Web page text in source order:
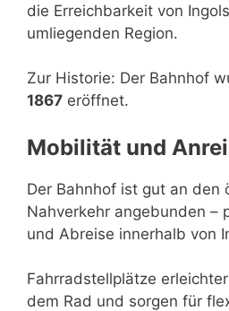
die Erreichbarkeit von
umliegenden Region.
Zur Historie: Der Bahnhof
1867 eröffnet.
Mobilität und
Der Bahnhof ist gut an den
Nahverkehr angebunden –
und Abreise innerhalb von
Fahrradstellplätze
dem Rad und sorgen für